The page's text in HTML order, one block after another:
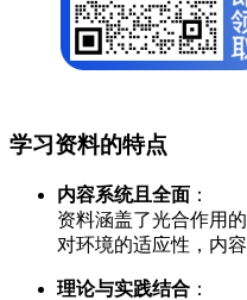
学习资料的特点
内容系统且全面 ：
资料涵盖了光合作用
对环境的适应性，内
理论与实践结合 ：